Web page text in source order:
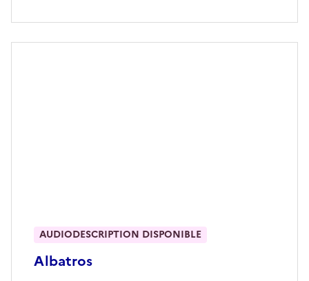
Albatros
AUDIODESCRIPTION DISPONIBLE